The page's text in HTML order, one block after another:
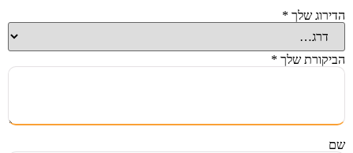
הדירוג שלך *
הביקורת שלך *
שם